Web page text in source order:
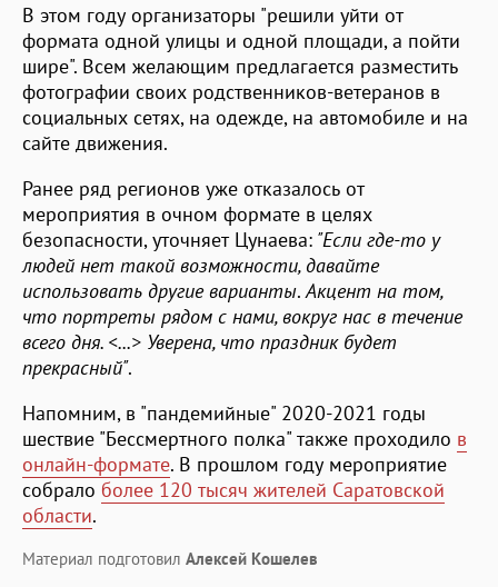
В этом году организаторы "решили уйти от
формата одной улицы и одной площади, а пойти
шире". Всем желающим предлагается разместить
фотографии своих родственников-ветеранов в
социальных сетях, на одежде, на автомобиле и на
сайте движения.
Ранее ряд регионов уже отказалось от
мероприятия в очном формате в целях
безопасности, уточняет Цунаева: "Если где-то у
людей нет такой возможности, давайте
использовать другие варианты. Акцент на том,
что портреты рядом с нами, вокруг нас в течение
всего дня. <...> Уверена, что праздник будет
прекрасный".
Напомним, в "пандемийные" 2020-2021 годы
шествие "Бессмертного полка" также проходило в
онлайн-формате. В прошлом году мероприятие
собрало более 120 тысяч жителей Саратовской
области.
Материал подготовил Алексей Кошелев